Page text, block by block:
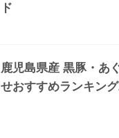
ド
鹿児島県産 黒豚・あ
せおすすめランキン